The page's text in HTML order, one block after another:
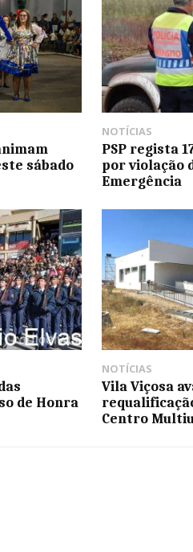
sábado
NOTÍCIAS
PSP regista
por violação
Emergência
de Honra
NOTÍCIAS
Vila Viçosa
Centro